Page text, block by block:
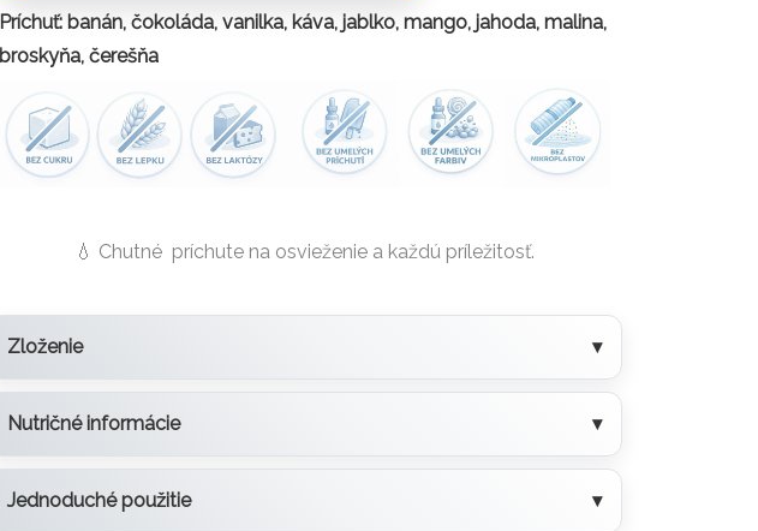
Príchuť: banán, čokoláda, vanilka, káva, jablko, mango, jahoda, malina,
broskyňa, čerešňa
💧 Chutné príchute na osvieženie a každú príležitosť.
Zloženie
Nutričné informácie
Jednoduché použitie